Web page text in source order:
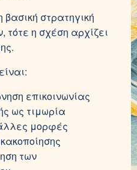
στρατηγική
τότε η σχέση αρχίζει
επικοινωνίας
ως τιμωρία
μορφές
των